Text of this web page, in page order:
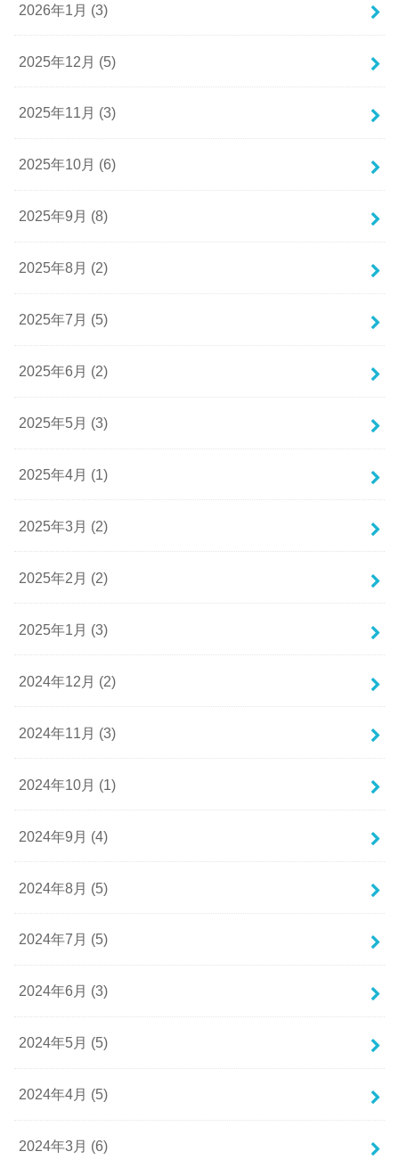
2026年1月 (3)
2025年12月 (5)
2025年11月 (3)
2025年10月 (6)
2025年9月 (8)
2025年8月 (2)
2025年7月 (5)
2025年6月 (2)
2025年5月 (3)
2025年4月 (1)
2025年3月 (2)
2025年2月 (2)
2025年1月 (3)
2024年12月 (2)
2024年11月 (3)
2024年10月 (1)
2024年9月 (4)
2024年8月 (5)
2024年7月 (5)
2024年6月 (3)
2024年5月 (5)
2024年4月 (5)
2024年3月 (6)